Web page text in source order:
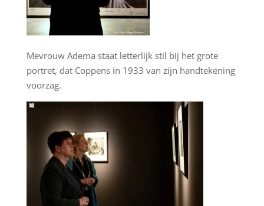
Mevrouw Adema staat letterlijk stil bij het grote
portret, dat Coppens in 1933 van zijn handtekening
voorzag.